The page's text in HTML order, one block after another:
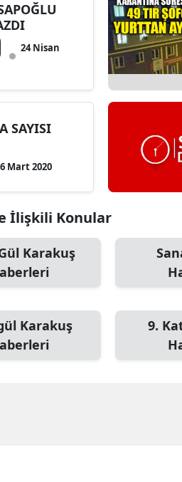
24 Nisan
SAYISI
Mart 2020
İlişkili Konular
Karakuş
Karakuş
9.